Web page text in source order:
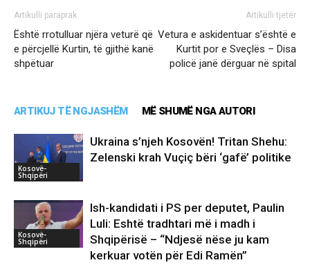
Artikulli paraprak
Është rrotulluar njëra veturë që
e përcjellë Kurtin, të gjithë kanë
shpëtuar
Artikulli tjetër
Vetura e askidentuar s’është e
Kurtit por e Sveçlës – Disa
policë janë dërguar në spital
ARTIKUJ TË NGJASHËM MË SHUMË NGA AUTORI
Kosovë-
Shqipëri
Ukraina s’njeh Kosovën! Tritan Shehu:
Zelenski krah Vuçiç bëri ‘gafë’ politike
Kosovë-
Shqipëri
Ish-kandidati i PS per deputet, Paulin
Luli: Eshtë tradhtari më i madh i
Shqipërisë – “Ndjesë nëse ju kam
kerkuar votën për Edi Ramën”